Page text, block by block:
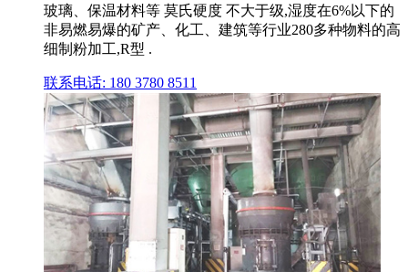
玻璃、保温材料等 莫氏硬度 不大于级,湿度在6%以下的
非易燃易爆的矿产、化工、建筑等行业280多种物料的高
细制粉加工,R型 .
联系电话: 180 3780 8511